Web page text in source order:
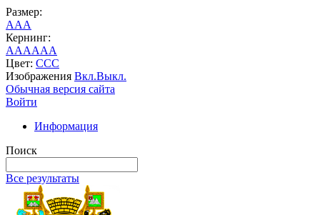
Размер:
AAA
Кернинг:
AAAAAA
Цвет: CCC
Изображения Вкл.Выкл.
Обычная версия сайта
Войти
Информация
Поиск
Все результаты